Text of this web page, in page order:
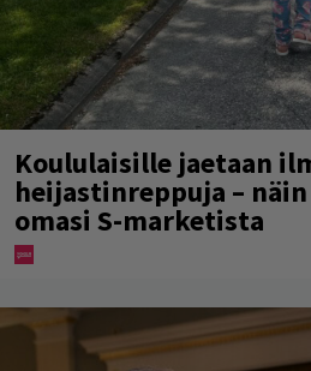
Koululaisille jaetaan
heijastinreppuja –
omasi S-marketista